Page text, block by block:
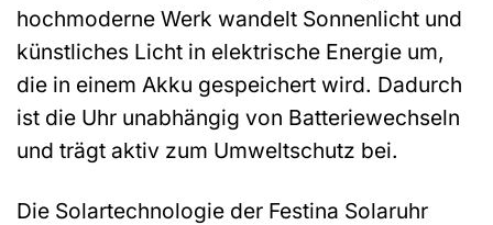
hochmoderne Werk wandelt Sonnenlicht und
künstliches Licht in elektrische Energie um,
die in einem Akku gespeichert wird. Dadurch
ist die Uhr unabhängig von Batteriewechseln
und trägt aktiv zum Umweltschutz bei.
Die Solartechnologie der Festina Solaruhr